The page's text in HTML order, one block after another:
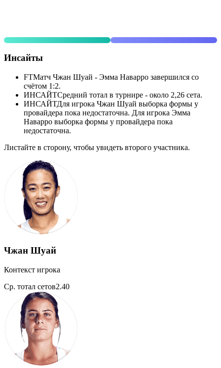
Инсайты
FTМатч Чжан Шуай - Эмма Наварро завершился со
счётом 1:2.
ИНСАЙТСредний тотал в турнире - около 2,26 сета.
ИНСАЙТДля игрока Чжан Шуай выборка формы у
провайдера пока недостаточна. Для игрока Эмма
Наварро выборка формы у провайдера пока
недостаточна.
Листайте в сторону, чтобы увидеть второго участника.
Чжан Шуай
Контекст игрока
Ср. тотал сетов2.40